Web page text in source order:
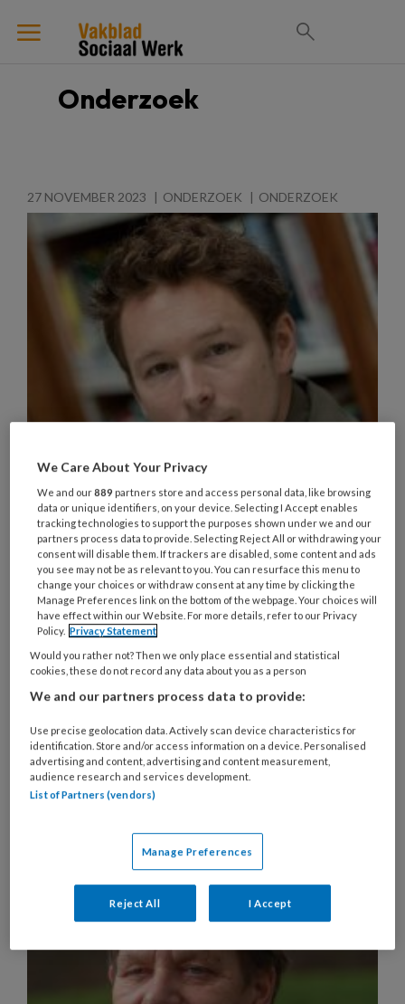
Onderzoek
27 NOVEMBER 2023 ONDERZOEK ONDERZOEK
‘Een plek waar alle onderzoek
naar sociaal werk samenkomt’
Thomas Kampen is de eerste fulltime hoogleraar
Social Work. De nieuwe functie tekent het belang
dat wetenschap en maatschappij hechten aan
onderzoek naar sociaal werk, zegt Kampen. ‘We
gaan onze studenten leren hun werk beter te
begrijpen in relatie tot beleid en politiek.'
30 JANUARI 2023 INTERNATIONAAL
OPLEIDING EN
VORMING
We Care About Your Privacy
We and our889 partners store and access personal data, like browsing
data or unique identifiers, on your device. Selecting I Accept enables
tracking technologies to support the purposes shown under we and our
partners process data to provide. Selecting Reject All or withdrawing your
consent will disable them. If trackers are disabled, some content and ads
you see may not be as relevant to you. You can resurface this menu to
change your choices or withdraw consent at any time by clicking the
Manage Preferences link on the bottom of the webpage. Your choices will
have effect within our Website. For more details, refer to our Privacy
Policy. Privacy Statement
Would you rather not? Then we only place essential and statistical
cookies, these do not record any data about you as a person
We and our partners process data to provide:
Use precise geolocation data. Actively scan device characteristics for
identification. Store and/or access information on a device. Personalised
advertising and content, advertising and content measurement,
audience research and services development.
List of Partners (vendors)
Manage Preferences
Reject All I Accept